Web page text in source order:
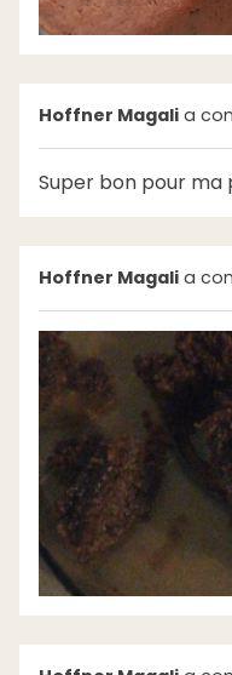
Hoffner Magali a
Super bon pour ma
Hoffner Magali a